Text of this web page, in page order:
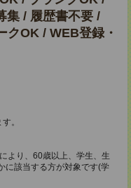
集 / 履歴書不要 /
クOK / WEB登録・
。
より、60歳以上、学生、生
に該当する方が対象です(学